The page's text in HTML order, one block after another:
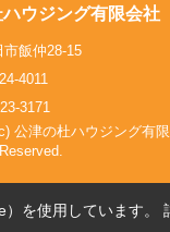
ウジング有限会社
飯仲28-15
4011
3171
公津の杜ハウジング有
を使用しています。